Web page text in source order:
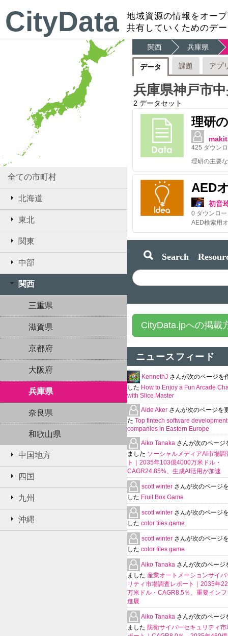
CityData
地域資源の情報をオー
共有していくためのデ
全ての市町村
北海道
東北
関東
中部
関西
三重県
滋賀県
京都府
大阪府
兵庫県
奈良県
和歌山県
中国地方
四国
九州
沖縄
関西 兵庫県
データ 課題 アプ
兵庫県神戸市
2 データセット
理研
425 ダウン
理研の主要
AED
初音
0 ダウンロ
Search
CityData.jpへの掲載
ニュースフィード
KennethJ さんが次のページを
した How to Enjoy a Fun Arcade
with Slice Master
Aide Aker さんが次のページを
た Top fintech software development
companies in Eastern Europe
Aiko Tanaka さんが次のページ
ました ソーシャルメディアAI市場調
ト｜2035年103億4000万米ドル・
CAGR24.85%、生成AI活用が加速
scott winter さんが次のページ
した Fruit Box Game
scott winter さんが次のページ
した color tiles game
scott winter さんが次のページ
した color tiles game
Aiko Tanaka さんが次のページ
ました 産業オートメーションサイ
リティ市場調査レポート｜2035年
万米ドル・CAGR8.5％、重要イン
進展
Aiko Tanaka さんが次のページ
ました 防衛サイバーセキュリティ